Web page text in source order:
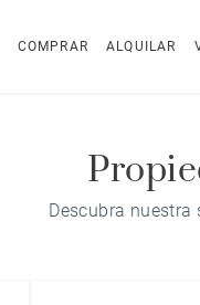
COMPRAR ALQUILAR
Descubra nuestra